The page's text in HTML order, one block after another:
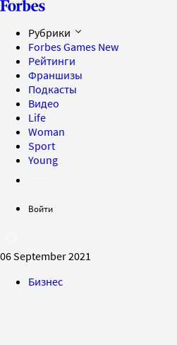
Рубрики
Forbes Games New
Рейтинги
Франшизы
Подкасты
Видео
Life
Woman
Sport
Young
Войти
06 September 2021
Бизнес